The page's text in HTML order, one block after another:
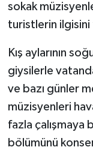
sokak
turistlerin
Kış aylarının
giysilerle
ve bazı günler
müzisyenleri
fazla çalışmaya
bölümünü